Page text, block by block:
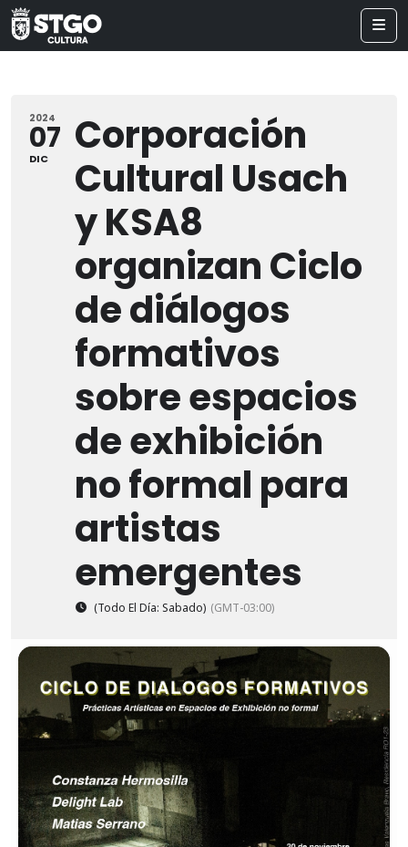
2024
07
DIC
Corporación
Cultural Usach
y KSA8
organizan Ciclo
de diálogos
formativos
sobre espacios
de exhibición
no formal para
artistas
emergentes
(Todo El Día: Sabado) (GMT-03:00)